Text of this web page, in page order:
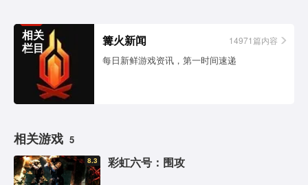
相关
栏目
篝火新闻 14971篇内容
每日新鲜游戏资讯，第一时间速递
相关游戏 5
8.3 彩虹六号：围攻